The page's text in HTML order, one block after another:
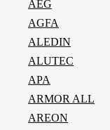
AEG
AGFA
ALEDIN
ALUTEC
APA
ARMOR ALL
AREON